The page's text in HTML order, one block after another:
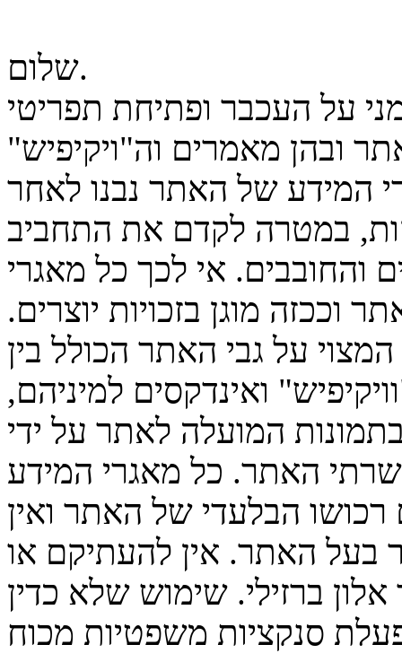
שלום.
על העכבר ופתיחת תפריטי
ובהן מאמרים וה"ויקיפיש"
המידע של האתר נבנו לאחר
במטרה לקדם את התחביב
והחובבים. אי לכך כל מאגרי
וככזה מוגן בזכויות יוצרים.
על גבי האתר הכולל בין
ואינדקסים למיניהם,
המועלה לאתר על ידי
שרתי האתר. כל מאגרי המידע
הבלעדי של האתר ואין
בעל האתר. אין להעתיקם או
ברזילי. שימוש שלא כדין
סנקציות משפטיות מכוח